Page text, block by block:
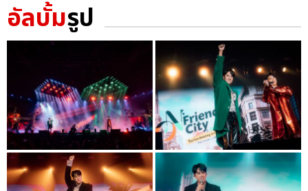
อัลบั้มรูป